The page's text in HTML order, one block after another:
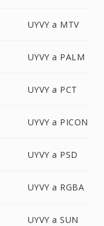
UYVY a MTV
UYVY a PALM
UYVY a PCT
UYVY a PICON
UYVY a PSD
UYVY a RGBA
UYVY a SUN